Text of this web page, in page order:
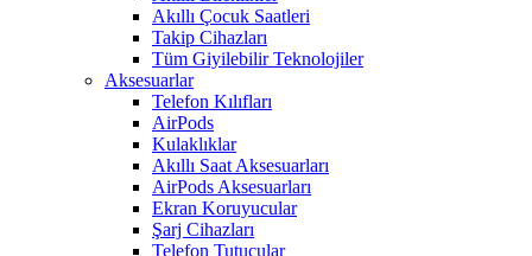
Akıllı Çocuk Saatleri
Takip Cihazları
Tüm Giyilebilir Teknolojiler
Aksesuarlar
Telefon Kılıfları
AirPods
Kulaklıklar
Akıllı Saat Aksesuarları
AirPods Aksesuarları
Ekran Koruyucular
Şarj Cihazları
Telefon Tutucular